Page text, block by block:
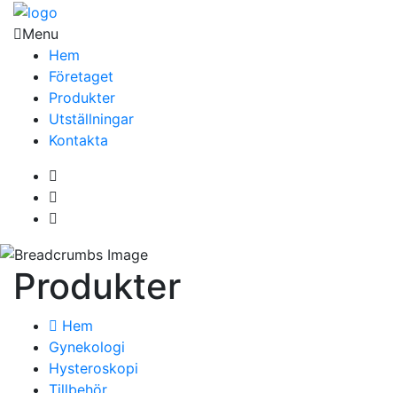
Menu
Hem
Företaget
Produkter
Utställningar
Kontakta
Produkter
Hem
Gynekologi
Hysteroskopi